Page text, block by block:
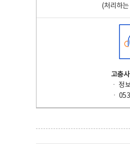
(처리하
고충
ㆍ 정
ㆍ